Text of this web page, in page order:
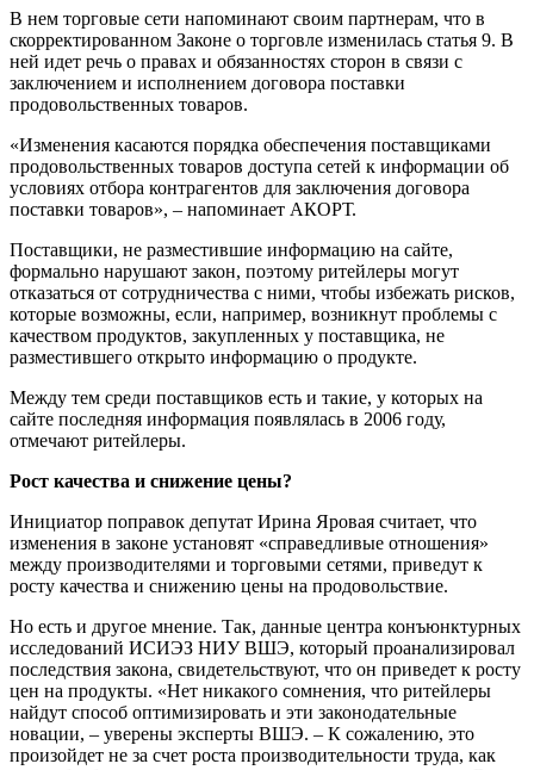
В нем торговые сети напоминают своим партнерам, что в
скорректированном Законе о торговле изменилась статья 9. В
ней идет речь о правах и обязанностях сторон в связи с
заключением и исполнением договора поставки
продовольственных товаров.
«Изменения касаются порядка обеспечения поставщиками
продовольственных товаров доступа сетей к информации об
условиях отбора контрагентов для заключения договора
поставки товаров», – напоминает АКОРТ.
Поставщики, не разместившие информацию на сайте,
формально нарушают закон, поэтому ритейлеры могут
отказаться от сотрудничества с ними, чтобы избежать рисков,
которые возможны, если, например, возникнут проблемы с
качеством продуктов, закупленных у поставщика, не
разместившего открыто информацию о продукте.
Между тем среди поставщиков есть и такие, у которых на
сайте последняя информация появлялась в 2006 году,
отмечают ритейлеры.
Рост качества и снижение цены?
Инициатор поправок депутат Ирина Яровая считает, что
изменения в законе установят «справедливые отношения»
между производителями и торговыми сетями, приведут к
росту качества и снижению цены на продовольствие.
Но есть и другое мнение. Так, данные центра конъюнктурных
исследований ИСИЭЗ НИУ ВШЭ, который проанализировал
последствия закона, свидетельствуют, что он приведет к росту
цен на продукты. «Нет никакого сомнения, что ритейлеры
найдут способ оптимизировать и эти законодательные
новации, – уверены эксперты ВШЭ. – К сожалению, это
произойдет не за счет роста производительности труда, как